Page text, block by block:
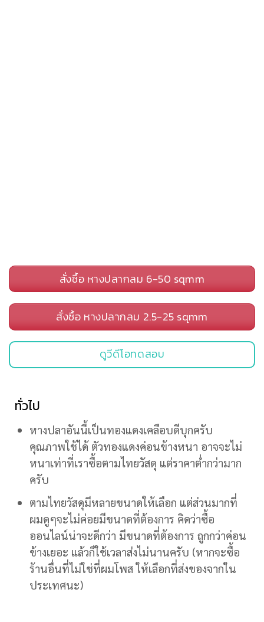
สั่งซื้อ หางปลากลม 6-50 sqmm
สั่งซื้อ หางปลากลม 2.5-25 sqmm
ดูวีดีโอทดสอบ
ทั่วไป
หางปลาอันนี้เป็นทองแดงเคลือบดีบุกครับ
คุณภาพใช้ได้ ตัวทองแดงค่อนข้างหนา อาจจะไม่
หนาเท่าที่เราซื้อตามไทยวัสดุ แต่ราคาต่ำกว่ามาก
ครับ
ตามไทยวัสดุมีหลายขนาดให้เลือก แต่ส่วนมากที่
ผมดูๆจะไม่ค่อยมีขนาดที่ต้องการ คิดว่าซื้อ
ออนไลน์น่าจะดีกว่า มีขนาดที่ต้องการ ถูกกว่าค่อน
ข้างเยอะ แล้วก็ใช้เวลาส่งไม่นานครับ (หากจะซื้อ
ร้านอื่นที่ไม่ใช่ที่ผมโพส ให้เลือกที่ส่งของจากใน
ประเทศนะ)